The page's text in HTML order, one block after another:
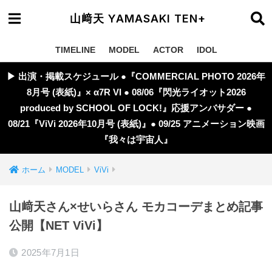
山﨑天 YAMASAKI TEN+
TIMELINE MODEL ACTOR IDOL
▶︎ 出演・掲載スケジュール ●『COMMERCIAL PHOTO 2026年
8月号 (表紙)』× α7R VI ● 08/06『閃光ライオット2026
produced by SCHOOL OF LOCK!』応援アンバサダー ●
08/21『ViVi 2026年10月号 (表紙)』● 09/25 アニメーション映画
『我々は宇宙人』
ホーム MODEL ViVi
山﨑天さん×せいらさん モカコーデまとめ記事
公開【NET ViVi】
2025年7月1日